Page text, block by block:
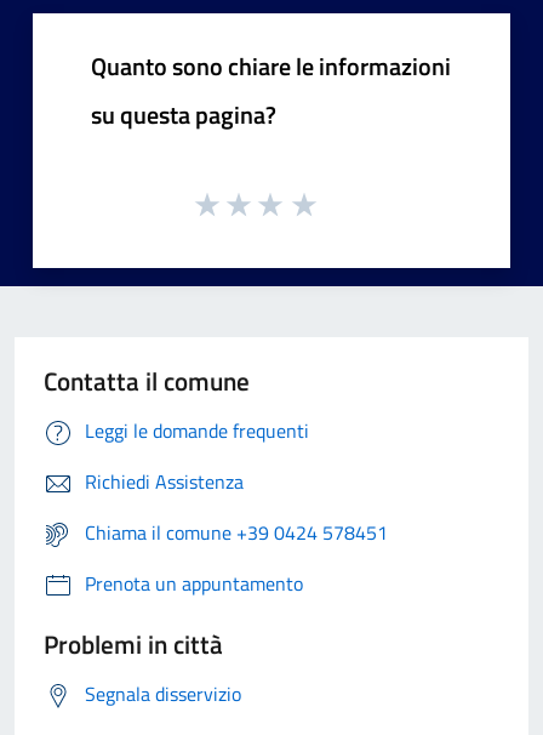
Quanto sono chiare le informazioni
su questa pagina?
Contatta il comune
Leggi le domande frequenti
Richiedi Assistenza
Chiama il comune +39 0424 578451
Prenota un appuntamento
Problemi in città
Segnala disservizio